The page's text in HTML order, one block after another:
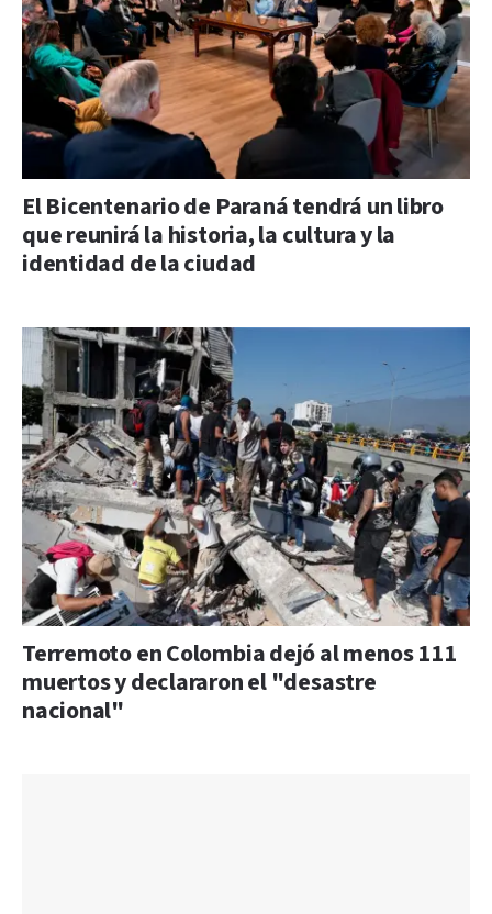
El Bicentenario de Paraná tendrá un libro
que reunirá la historia, la cultura y la
identidad de la ciudad
Terremoto en Colombia dejó al menos 111
muertos y declararon el "desastre
nacional"